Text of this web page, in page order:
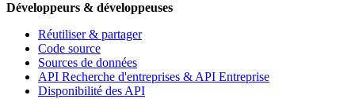
Développeurs & développeuses
Réutiliser & partager
Code source
Sources de données
API Recherche d'entreprises & API Entreprise
Disponibilité des API